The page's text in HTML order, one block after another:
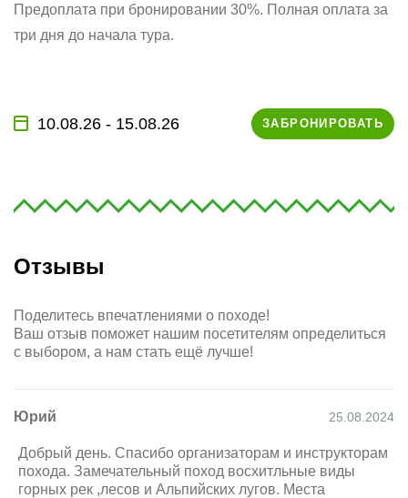
Предоплата при бронировании 30%. Полная оплата за
три дня до начала тура.
10.08.26 - 15.08.26 ЗАБРОНИРОВАТЬ
Отзывы
Поделитесь впечатлениями о походе!
Ваш отзыв поможет нашим посетителям определиться
с выбором, а нам стать ещё лучше!
Юрий 25.08.2024
Добрый день. Спасибо организаторам и инструкторам
похода. Замечательный поход восхитльные виды
горных рек ,лесов и Альпийских лугов. Места